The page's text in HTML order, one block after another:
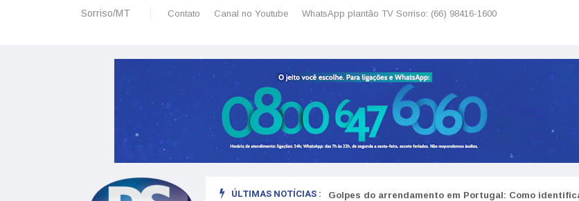
Sorriso/MT Contato Canal no Youtube WhatsApp plantão TV Sorriso: (66) 98416-1600
ÚLTIMAS NOTÍCIAS :
morar legalmente em Portugal trabalhando para o exterior Golpes do arrendamento em Portugal: Como